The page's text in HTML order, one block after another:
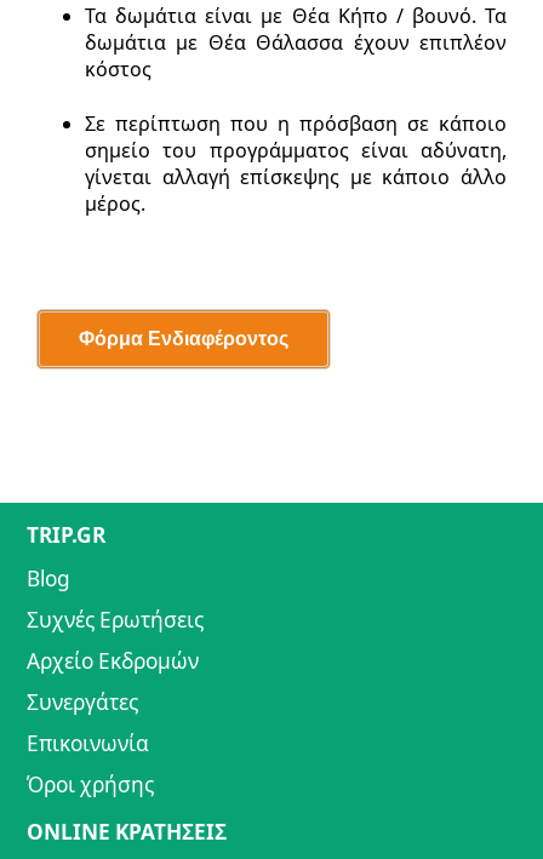
Τα δωμάτια είναι με Θέα Κήπο / βουνό. Τα
δωμάτια με Θέα Θάλασσα έχουν επιπλέον
κόστος
Σε περίπτωση που η πρόσβαση σε κάποιο
σημείο του προγράμματος είναι αδύνατη,
γίνεται αλλαγή επίσκεψης με κάποιο άλλο
μέρος.
TRIP.GR
Blog
Συχνές Ερωτήσεις
Αρχείο Εκδρομών
Συνεργάτες
Επικοινωνία
Όροι χρήσης
ONLINE ΚΡΑΤΗΣΕΙΣ